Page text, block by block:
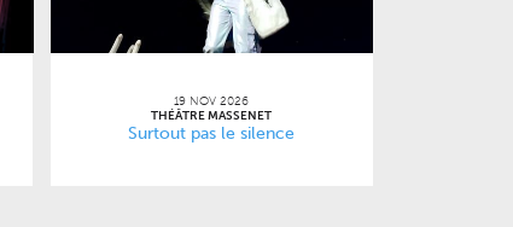
19 NOV 2026
THÉÂTRE MASSENET
Surtout pas le silence